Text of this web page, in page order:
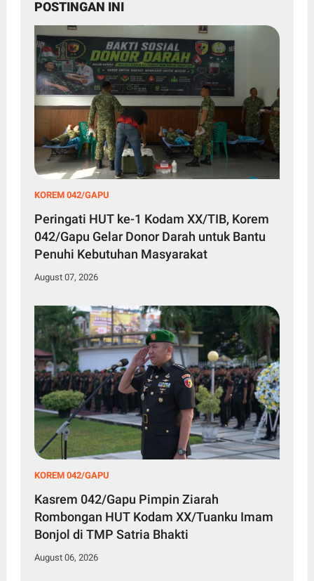
POSTINGAN INI
KOREM 042/GAPU
Peringati HUT ke-1 Kodam XX/TIB, Korem
042/Gapu Gelar Donor Darah untuk Bantu
Penuhi Kebutuhan Masyarakat
August 07, 2026
KOREM 042/GAPU
Kasrem 042/Gapu Pimpin Ziarah
Rombongan HUT Kodam XX/Tuanku Imam
Bonjol di TMP Satria Bhakti
August 06, 2026